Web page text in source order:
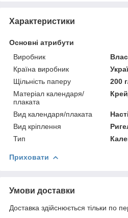
Характеристики
Основні атрибути
Виробник
Країна виробник
Щільність паперу
200
Матеріал календаря/
плаката
Вид календаря/плаката
Вид кріплення
Тип
Приховати
Умови доставки
Доставка здійснюється тільки по